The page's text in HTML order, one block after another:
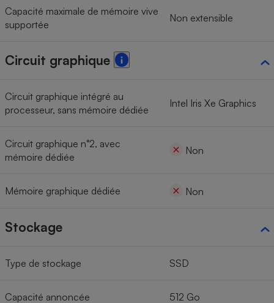
Capacité maximale de mémoire vive
supportée
Non extensible
Circuit graphique
Circuit graphique intégré au
processeur, sans mémoire dédiée
Intel Iris Xe Graphics
Circuit graphique n°2, avec
mémoire dédiée
Non
Mémoire graphique dédiée Non
Stockage
Type de stockage SSD
Capacité annoncée 512 Go